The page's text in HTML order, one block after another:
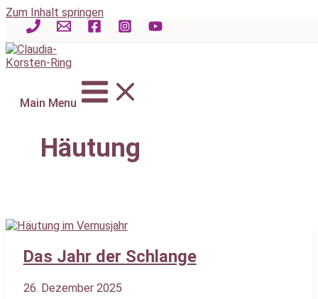
Zum Inhalt springen
Main Menu
Häutung
Das Jahr der Schlange
26. Dezember 2025